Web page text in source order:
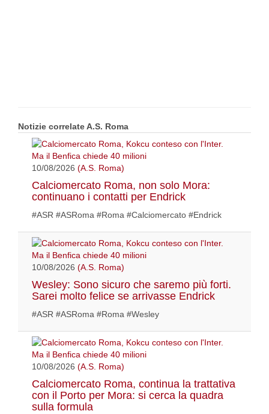
Notizie correlate A.S. Roma
10/08/2026 (A.S. Roma)
Calciomercato Roma, non solo Mora:
continuano i contatti per Endrick
#ASR #ASRoma #Roma #Calciomercato #Endrick
10/08/2026 (A.S. Roma)
Wesley: Sono sicuro che saremo più forti.
Sarei molto felice se arrivasse Endrick
#ASR #ASRoma #Roma #Wesley
10/08/2026 (A.S. Roma)
Calciomercato Roma, continua la trattativa
con il Porto per Mora: si cerca la quadra
sulla formula